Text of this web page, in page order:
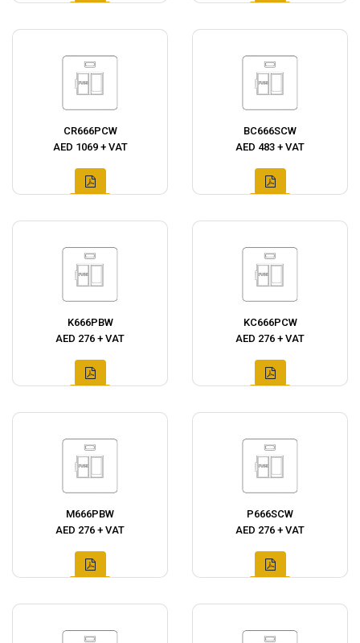
CR666PCW
AED 1069 + VAT
BC666SCW
AED 483 + VAT
K666PBW
AED 276 + VAT
KC666PCW
AED 276 + VAT
M666PBW
AED 276 + VAT
P666SCW
AED 276 + VAT